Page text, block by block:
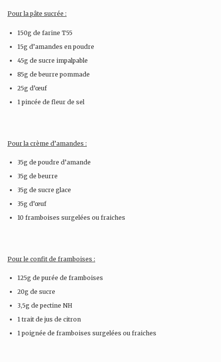
Pour la pâte sucrée :
150g de farine T55
15g d’amandes en poudre
45g de sucre impalpable
85g de beurre pommade
25g d’œuf
1 pincée de fleur de sel
Pour la crème d’amandes :
35g de poudre d’amande
35g de beurre
35g de sucre glace
35g d’œuf
10 framboises surgelées ou fraiches
Pour le confit de framboises :
125g de purée de framboises
20g de sucre
3,5g de pectine NH
1 trait de jus de citron
1 poignée de framboises surgelées ou fraiches